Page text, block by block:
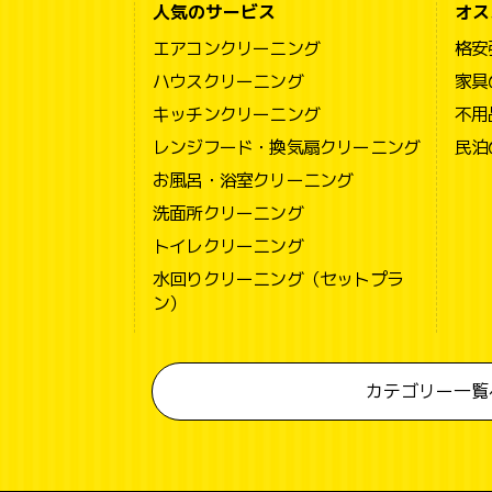
人気のサービス
エアコンクリーニング
ハウスクリーニング
キッチンクリーニング
レンジフード・換気扇クリーニング
お風呂・浴室クリーニング
洗面所クリーニング
トイレクリーニング
水回りクリーニング（セットプラ
ン）
オ
格
家
不
民
カテゴリー一